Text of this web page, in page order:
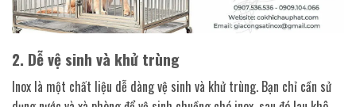
2. Dễ vệ sinh và khử trùng
Inox là một chất liệu dễ dàng vệ sinh và khử trùng. Bạn chỉ cần sử